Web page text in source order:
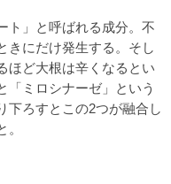
ト」と呼ばれる成分。不
きにだけ発生する。そし
ほど大根は辛くなるとい
「ミロシナーゼ」という
下ろすとこの2つが融合し